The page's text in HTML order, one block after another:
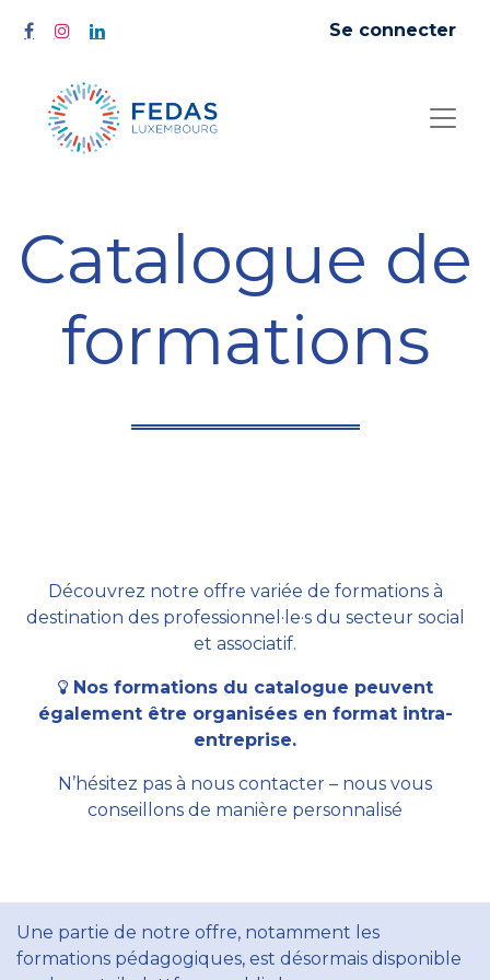
Se connecter
Catalogue de
formations
Découvrez notre offre variée de formations à
destination des professionnel·le·s du secteur social
et associatif.
Nos formations du catalogue peuvent
également être organisées en format intra-
entreprise.
N’hésitez pas à nous contacter – nous vous
conseillons de manière personnalisé
Une partie de notre offre, notamment les
formations pédagogiques, est désormais disponible